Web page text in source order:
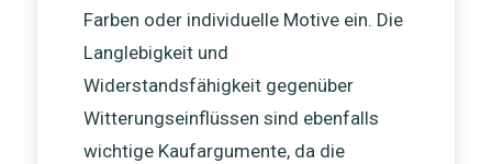
Farben oder individuelle Motive ein. Die
Langlebigkeit und
Widerstandsfähigkeit gegenüber
Witterungseinflüssen sind ebenfalls
wichtige Kaufargumente, da die